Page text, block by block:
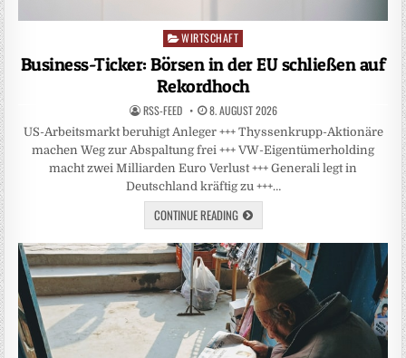
Posted
in
WIRTSCHAFT
Business-Ticker: Börsen in der EU schließen auf
Rekordhoch
RSS-FEED 8. AUGUST 2026
US-Arbeitsmarkt beruhigt Anleger +++ Thyssenkrupp-Aktionäre
machen Weg zur Abspaltung frei +++ VW-Eigentümerholding
macht zwei Milliarden Euro Verlust +++ Generali legt in
Deutschland kräftig zu +++…
CONTINUE READING